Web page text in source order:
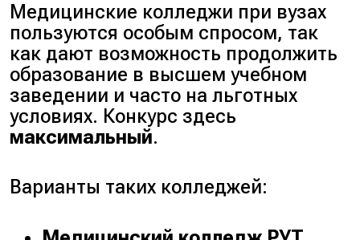
Медицинские колледжи при вузах
пользуются особым спросом, так
как дают возможность продолжить
образование в высшем учебном
заведении и часто на льготных
условиях. Конкурс здесь
максимальный.
Варианты таких колледжей: